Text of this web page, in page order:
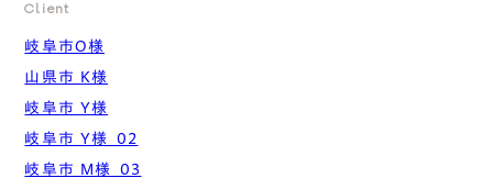
Client
岐阜市O様
山県市 K様
岐阜市 Y様
岐阜市 Y様_02
岐阜市 M様_03